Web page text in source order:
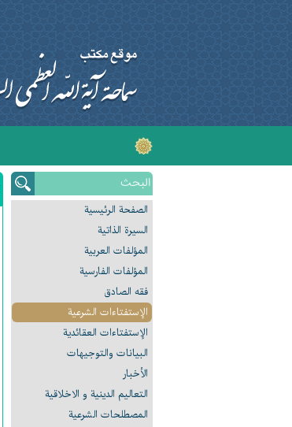
الصفحة الرئیسیة
السیرة الذاتیة
المؤلفات العربیة
المؤلفات الفارسیة
فقه الصادق
الإستفتاءات الشرعیة
الإستفتاءات العقائدیة
البیانات والتوجيهات
الأخبار
التعالیم الدینیة و الاخلاقیة
المصطلحات الشرعیة